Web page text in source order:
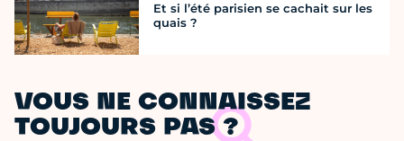
Et si l’été parisien se cachait sur les
quais ?
VOUS NE CONNAISSEZ
TOUJOURS PAS ?